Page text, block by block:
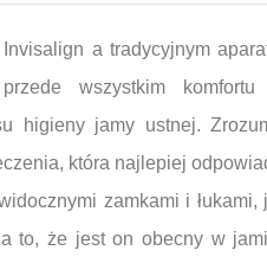
a tradycyjnym
wszystkim
higieny jamy ustnej.
która najlepiej
zamkami i
to, że jest on obecny w